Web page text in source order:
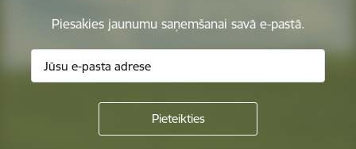
Piesakies jaunumu saņemšanai savā e-pastā.